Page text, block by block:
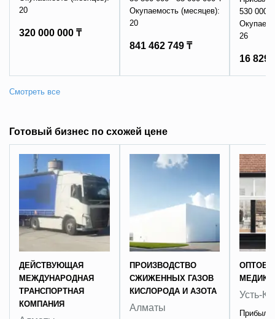
20
320 000 000 ₸
Окупаемость (месяцев):
20
841 462 749 ₸
530 000
26
16 829
Готовый бизнес по схожей цене
ДЕЙСТВУЮЩАЯ
МЕЖДУНАРОДНАЯ
ТРАНСПОРТНАЯ
КОМПАНИЯ
ПРОИЗВОДСТВО
СЖИЖЕННЫХ ГАЗОВ
КИСЛОРОДА И АЗОТА
Алматы
Усть-
Прибыль